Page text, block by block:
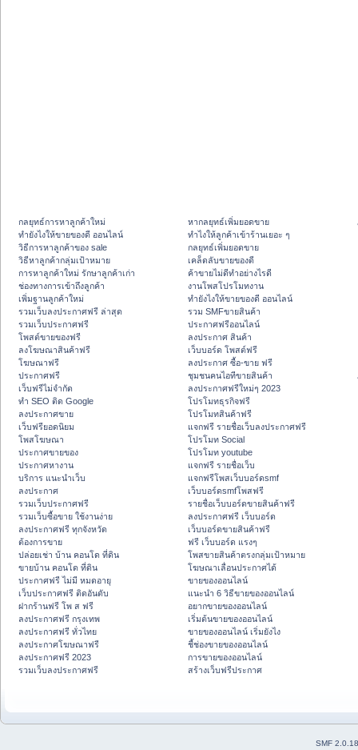
กลยุทธ์การหาลูกค้าใหม่
ทํายังไงให้ขายของดี ออนไลน์
วิธีการหาลูกค้าของ sale
วิธีหาลูกค้ากลุ่มเป้าหมาย
การหาลูกค้าใหม่ รักษาลูกค้าเก่า
ช่องทางการเข้าถึงลูกค้า
เพิ่มฐานลูกค้าใหม่
รวมเว็บลงประกาศฟรี ล่าสุด
รวมเว็บประกาศฟรี
โพสต์ขายของฟรี
ลงโฆษณาสินค้าฟรี
โฆษณาฟรี
ประกาศฟรี
เว็บฟรีไม่จำกัด
ทำ SEO ติด Google
ลงประกาศขาย
เว็บฟรียอดนิยม
โพสโฆษณา
ประกาศขายของ
ประกาศหางาน
บริการ แนะนำเว็บ
ลงประกาศ
รวมเว็บประกาศฟรี
รวมเว็บซื้อขาย ใช้งานง่าย
ลงประกาศฟรี ทุกจังหวัด
ต้องการขาย
ปล่อยเช่า บ้าน คอนโด ที่ดิน
ขายบ้าน คอนโด ที่ดิน
ประกาศฟรี ไม่มี หมดอายุ
เว็บประกาศฟรี ติดอันดับ
ฝากร้านฟรี โพ ส ฟรี
ลงประกาศฟรี กรุงเทพ
ลงประกาศฟรี ทั่วไทย
ลงประกาศโฆษณาฟรี
ลงประกาศฟรี 2023
รวมเว็บลงประกาศฟรี
หากลยุทธ์เพิ่มยอดขาย
ทําไงให้ลูกค้าเข้าร้านเยอะ ๆ
กลยุทธ์เพิ่มยอดขาย
เคล็ดลับขายของดี
ค้าขายไม่ดีทำอย่างไรดี
งานโพสโปรโมทงาน
ทํายังไงให้ขายของดี ออนไลน์
รวม SMFขายสินค้า
ประกาศฟรีออนไลน์
ลงประกาศ สินค้า
เว็บบอร์ด โพสต์ฟรี
ลงประกาศ ซื้อ-ขาย ฟรี
ชุมชนคนไอทีขายสินค้า
ลงประกาศฟรีใหม่ๆ 2023
โปรโมทธุรกิจฟรี
โปรโมทสินค้าฟรี
แจกฟรี รายชื่อเว็บลงประกาศฟรี
โปรโมท Social
โปรโมท youtube
แจกฟรี รายชื่อเว็บ
แจกฟรีโพสเว็บบอร์ดsmf
เว็บบอร์ดsmfโพสฟรี
รายชื่อเว็บบอร์ดขายสินค้าฟรี
ลงประกาศฟรี เว็บบอร์ด
เว็บบอร์ดขายสินค้าฟรี
ฟรี เว็บบอร์ด แรงๆ
โพสขายสินค้าตรงกลุ่มเป้าหมาย
โฆษณาเลื่อนประกาศได้
ขายของออนไลน์
แนะนำ 6 วิธีขายของออนไลน์
อยากขายของออนไลน์
เริ่มต้นขายของออนไลน์
ขายของออนไลน์ เริ่มยังไง
ชี้ช่องขายของออนไลน์
การขายของออนไลน์
สร้างเว็บฟรีประกาศ
SMF 2.0.18